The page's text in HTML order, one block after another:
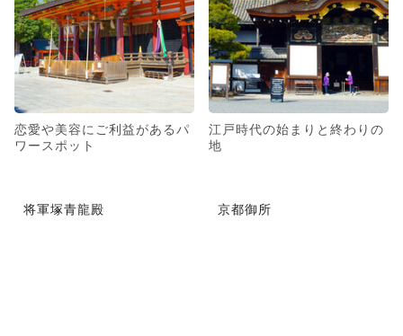
恋愛や美容にご利益があるパ
ワースポット
江戸時代の始まりと終わりの
地
将軍塚青龍殿 京都御所